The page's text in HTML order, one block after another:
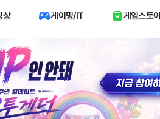
상 게이밍/IT 게임스토어